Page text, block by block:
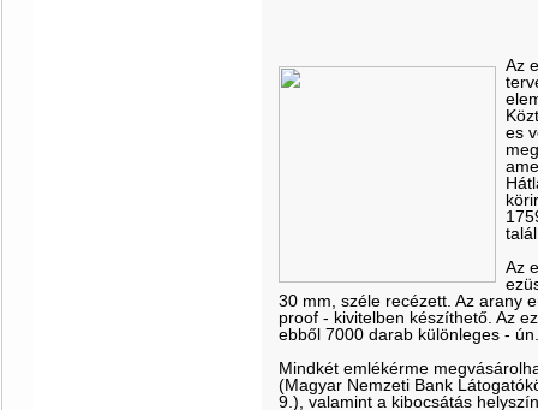
Az
es
Az
30 mm, széle recézett. Az arany
proof - kivitelben készíthető. Az
ebből 7000 darab különleges -
Mindkét emlékérme
(Magyar Nemzeti Bank
9.), valamint a kibocsátás